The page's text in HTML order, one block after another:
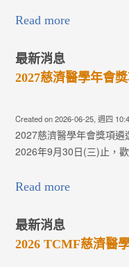
Read more
最新消息
2027慈濟醫學年會
Created on 2026-06-25, 週四
2027慈濟醫學年會獎項
2026年9月30日(三)止，
Read more
最新消息
2026 TCMF慈濟醫